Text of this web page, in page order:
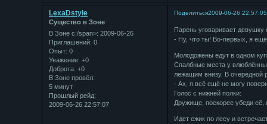
Поделиться2009-06-26 22:57:05
LexaDstyle
Существо в Зоне
В Зоне с:/span>: 2009-06-26
Приглашений: 0
Опыт: 0
Уважение: +0
Доброта: +0
В Зоне провёл:
5 минут
Прошлый рейд:
2009-06-26 22:57:07
Парень уговаривает девушку
- Ну, что ты! Во-первых, я ещё
Молодожены едут в одном
Спалбные места у
лежащим внизу. В очередной
- Ах, я всё ещё не могу
Голос с нижней полки:
Дружище, поскорее убеди её,
Идет ежик по лесу и